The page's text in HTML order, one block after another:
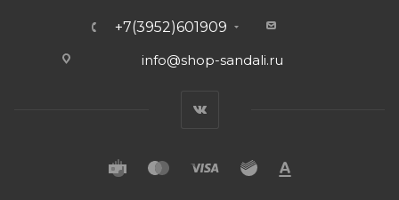
+7(3952)601909
info@shop-sandali.ru